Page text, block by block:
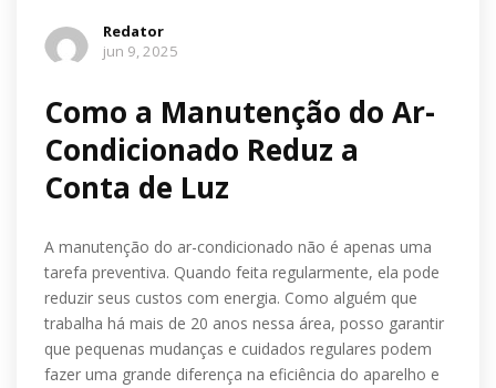
Redator
jun 9, 2025
Como a Manutenção do Ar-
Condicionado Reduz a
Conta de Luz
A manutenção do ar-condicionado não é apenas uma
tarefa preventiva. Quando feita regularmente, ela pode
reduzir seus custos com energia. Como alguém que
trabalha há mais de 20 anos nessa área, posso garantir
que pequenas mudanças e cuidados regulares podem
fazer uma grande diferença na eficiência do aparelho e